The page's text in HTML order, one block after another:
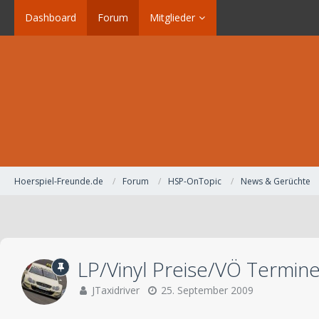
Dashboard Forum Mitglieder
Hoerspiel-Freunde.de Forum HSP-OnTopic News & Gerüchte
LP/Vinyl Preise/VÖ
JTaxidriver 25. September 2009